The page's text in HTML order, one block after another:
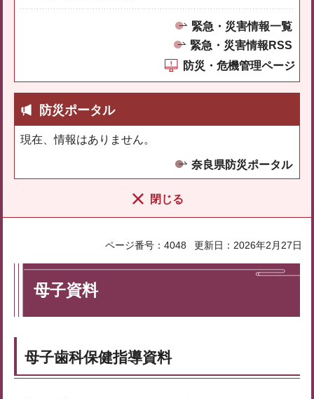
緊急・災害情報一覧
緊急・災害情報RSS
防災・危機管理ページ
防災ポータル
現在、情報はありません。
奈良県防災ポータル
閉じる
ページ番号：4048 更新日：2026年2月27日
母子資料
母子歯科保健指導資料